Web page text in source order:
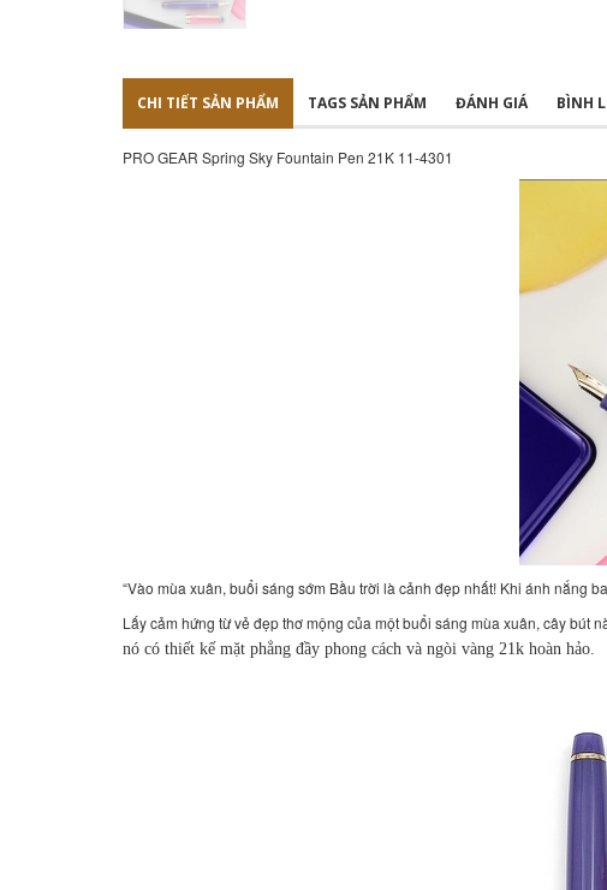
CHI TIẾT SẢN PHẨM TAGS SẢN PHẨM ĐÁNH GIÁ BÌNH
PRO GEAR Spring Sky Fountain Pen 21K 11-4301
“Vào mùa xuân, buổi sáng sớm Bầu trời là cảnh đẹp nhất! Khi ánh nắng
Lấy cảm hứng từ vẻ đẹp thơ mộng của một buổi sáng mùa xuân, cây bút
nó có thiết kế mặt phẳng đầy phong cách và ngòi vàng 21k hoàn hảo.